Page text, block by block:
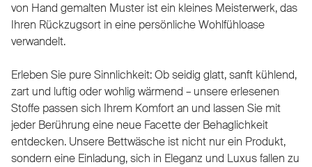
von Hand gemalten Muster ist ein kleines Meisterwerk, das
Ihren Rückzugsort in eine persönliche Wohlfühloase
verwandelt.
Erleben Sie pure Sinnlichkeit: Ob seidig glatt, sanft kühlend,
zart und luftig oder wohlig wärmend – unsere erlesenen
Stoffe passen sich Ihrem Komfort an und lassen Sie mit
jeder Berührung eine neue Facette der Behaglichkeit
entdecken. Unsere Bettwäsche ist nicht nur ein Produkt,
sondern eine Einladung, sich in Eleganz und Luxus fallen zu